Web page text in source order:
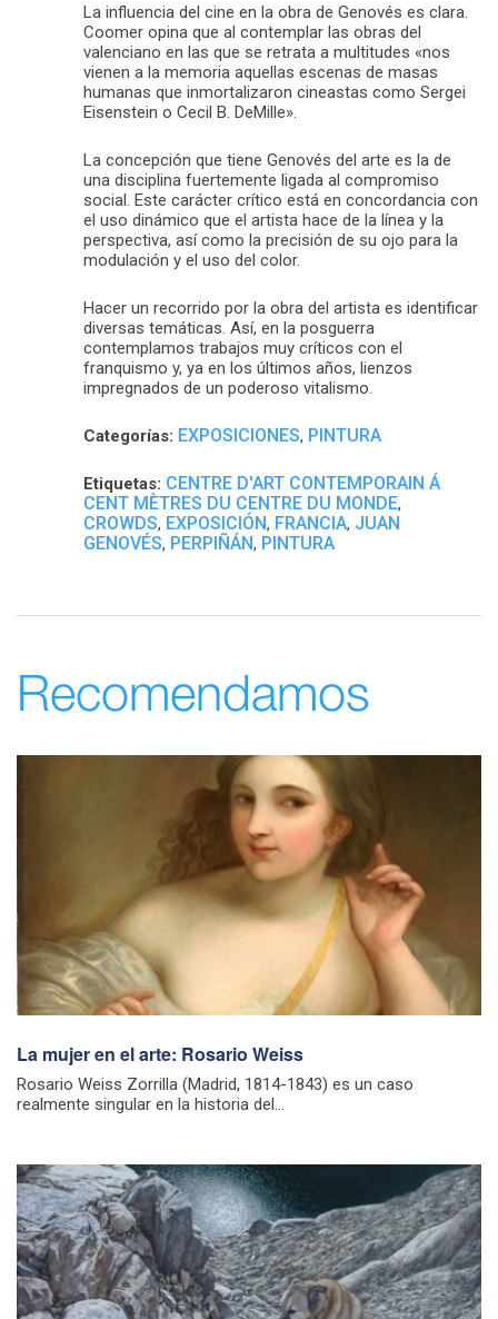
La influencia del cine en la obra de Genovés es clara.
Coomer opina que al contemplar las obras del
valenciano en las que se retrata a multitudes «nos
vienen a la memoria aquellas escenas de masas
humanas que inmortalizaron cineastas como Sergei
Eisenstein o Cecil B. DeMille».
La concepción que tiene Genovés del arte es la de
una disciplina fuertemente ligada al compromiso
social. Este carácter crítico está en concordancia con
el uso dinámico que el artista hace de la línea y la
perspectiva, así como la precisión de su ojo para la
modulación y el uso del color.
Hacer un recorrido por la obra del artista es identificar
diversas temáticas. Así, en la posguerra
contemplamos trabajos muy críticos con el
franquismo y, ya en los últimos años, lienzos
impregnados de un poderoso vitalismo.
Categorías: EXPOSICIONES, PINTURA
Etiquetas: CENTRE D'ART CONTEMPORAIN Á
CENT MÈTRES DU CENTRE DU MONDE,
CROWDS, EXPOSICIÓN, FRANCIA, JUAN
GENOVÉS, PERPIÑÁN, PINTURA
Recomendamos
La mujer en el arte: Rosario Weiss
Rosario Weiss Zorrilla (Madrid, 1814-1843) es un caso
realmente singular en la historia del...